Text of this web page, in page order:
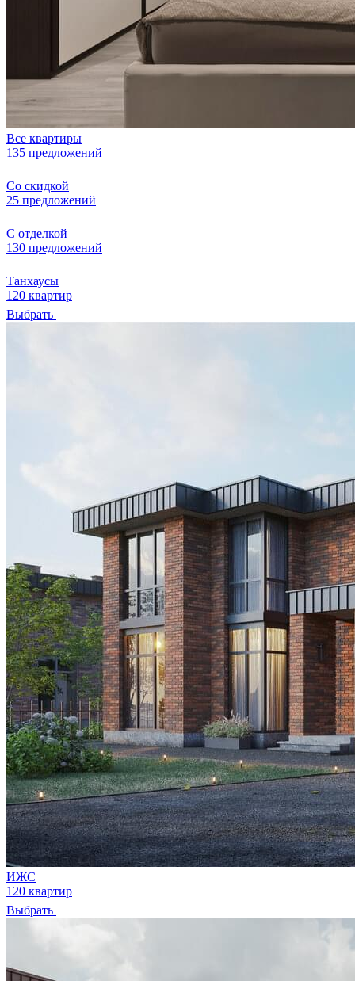
Все квартиры
135 предложений
Со скидкой
25 предложений
С отделкой
130 предложений
Танхаусы
120 квартир
Выбрать
ИЖС
120 квартир
Выбрать